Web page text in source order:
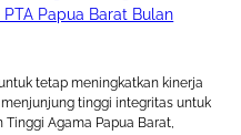
Papua Barat Bulan
tetap meningkatkan kinerja
tinggi integritas untuk
Agama Papua Barat,